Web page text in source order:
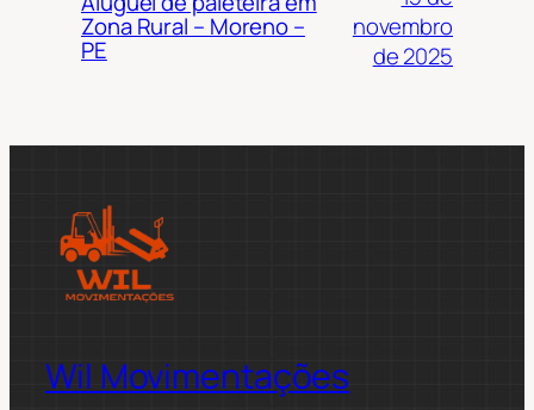
Zona Rural – Moreno –
PE
novembro
de 2025
Wil Movimentações